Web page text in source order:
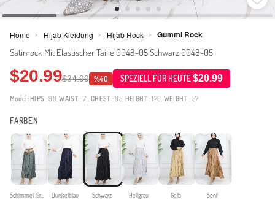
Home > Hijab Kleidung > Hijab Rock > Gummi Rock
Satinrock Mit Elastischer Taille 0048-05 Schwarz 0048-05
$20.99$34.99 %40 SPEZIELL FÜR HEUTE$20.99
Model: HIPS : 98,WAIST: 71,CHEST : 85, HEIGHT : 170, WEIGHT : 57
FARBEN
Dunkelblau Schwarz Hellgrau Gelb Senf